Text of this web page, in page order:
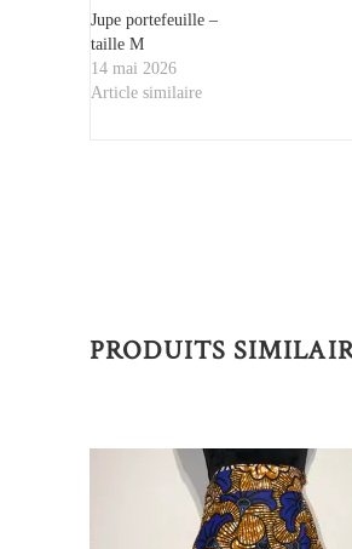
Jupe portefeuille –
taille M
14 mai 2026
Article similaire
PRODUITS